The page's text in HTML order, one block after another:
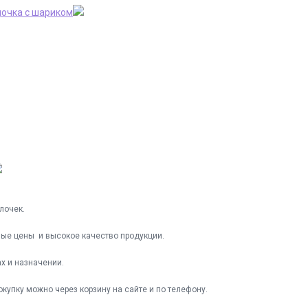
с шариком
цены и высокое качество продукции.
и назначении.
можно через корзину на сайте и по телефону.